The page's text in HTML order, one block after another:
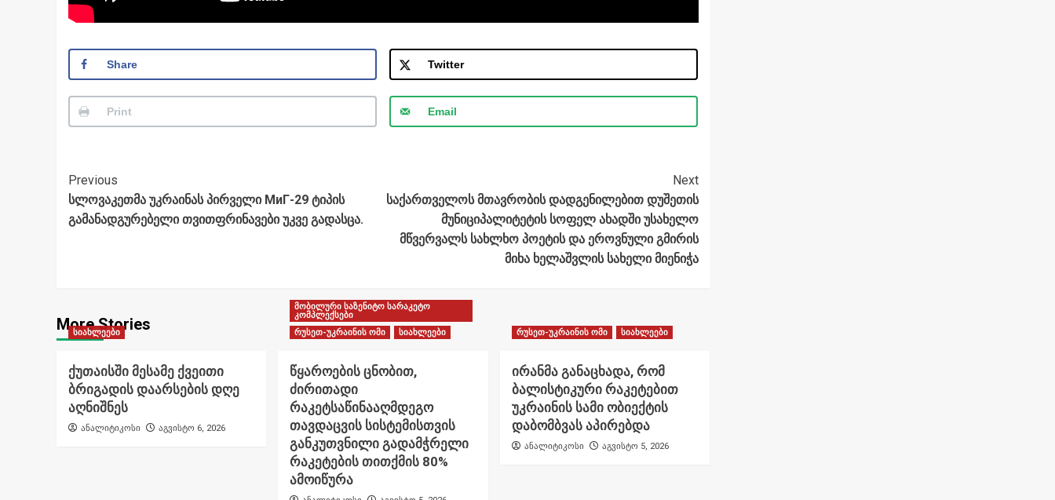
Share Twitter
Print Email
Post
Navigation
Previous
სლოვაკეთმა უკრაინას პირველი МиГ-29 ტიპის
გამანადგურებელი თვითფრინავები უკვე გადასცა.
Next
საქართველოს მთავრობის დადგენილებით დუშეთის
მუნიციპალიტეტის სოფელ ახადში უსახელო
მწვერვალს სახლხო პოეტის და ეროვნული გმირის
მიხა ხელაშვლის სახელი მიენიჭა
More Stories
სიახლეები
ქუთაისში მესამე ქვეითი
ბრიგადის დაარსების დღე
აღნიშნეს
ანალიტიკოსი აგვისტო 6, 2026
მობილური საზენიტო სარაკეტო
კომპლექსები
რუსეთ-უკრაინის ომი
სიახლეები
წყაროების ცნობით,
ძირითადი
რაკეტსაწინააღმდეგო
თავდაცვის სისტემისთვის
განკუთვნილი გადამჭრელი
რაკეტების თითქმის 80%
ამოიწურა
რუსეთ-უკრაინის ომი სიახლეები
ირანმა განაცხადა, რომ
ბალისტიკური რაკეტებით
უკრაინის სამი ობიექტის
დაბომბვას აპირებდა
ანალიტიკოსი აგვისტო 5, 2026